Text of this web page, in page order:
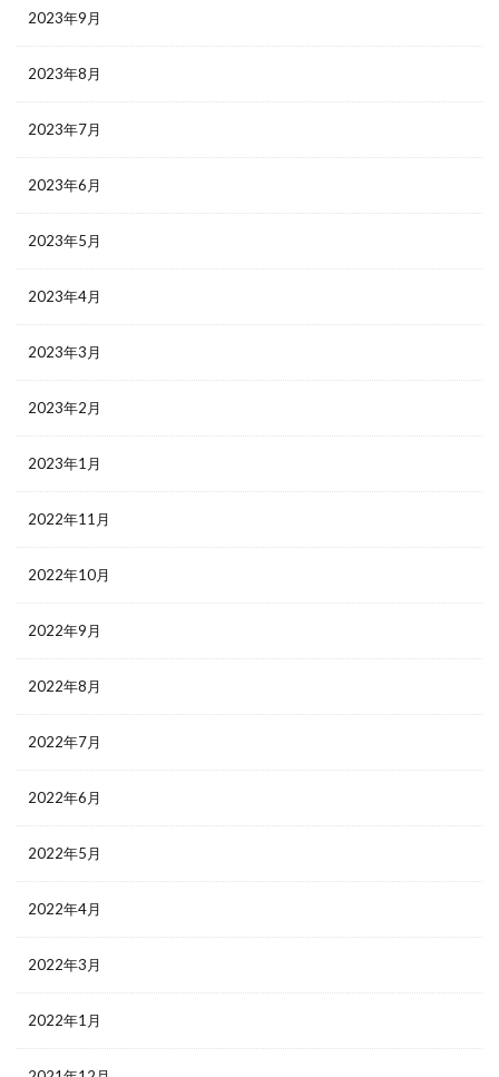
2023年9月
2023年8月
2023年7月
2023年6月
2023年5月
2023年4月
2023年3月
2023年2月
2023年1月
2022年11月
2022年10月
2022年9月
2022年8月
2022年7月
2022年6月
2022年5月
2022年4月
2022年3月
2022年1月